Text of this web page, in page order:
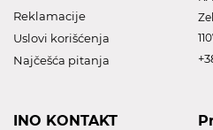
Reklamacije
Uslovi korišćenja
Najčešća pitanja
INO KONTAKT